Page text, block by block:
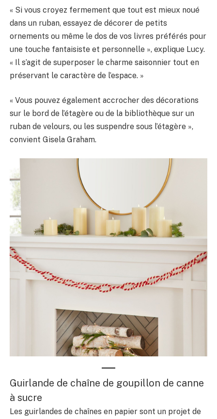
« Si vous croyez fermement que tout est mieux noué
dans un ruban, essayez de décorer de petits
ornements ou même le dos de vos livres préférés pour
une touche fantaisiste et personnelle », explique Lucy.
« Il s’agit de superposer le charme saisonnier tout en
préservant le caractère de l’espace. »
« Vous pouvez également accrocher des décorations
sur le bord de l’étagère ou de la bibliothèque sur un
ruban de velours, ou les suspendre sous l’étagère »,
convient Gisela Graham.
Guirlande de chaîne de goupillon de canne
à sucre
Les guirlandes de chaînes en papier sont un projet de